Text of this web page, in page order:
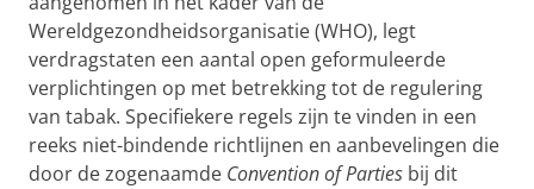
Wereldgezondheidsorganisatie (WHO), legt
verdragstaten een aantal open geformuleerde
verplichtingen op met betrekking tot de regulering
van tabak. Specifiekere regels zijn te vinden in een
reeks niet-bindende richtlijnen en aanbevelingen die
door de zogenaamde Convention of Parties bij dit